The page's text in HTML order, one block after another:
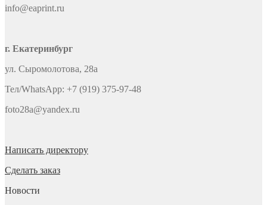
info@eaprint.ru
г. Екатеринбург
ул. Сыромолотова, 28а
Тел/WhatsApp: +7 (919) 375-97-48
foto28a@yandex.ru
Написать директору
Сделать заказ
Новости